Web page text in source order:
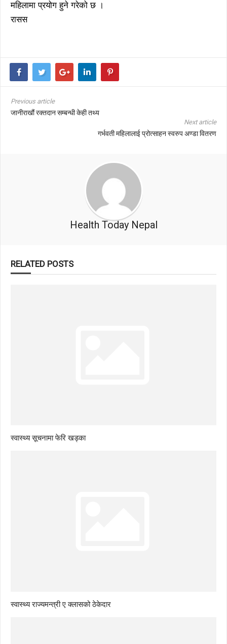
महिलामा प्रयोग हुने गरेको छ ।
रासस
Previous article
जानीराखौं रक्तदान सम्बन्धी केही तथ्य
Next article
गर्भवती महिलालाई प्रोत्साहन स्वरुप अण्डा वितरण
Health Today Nepal
RELATED POSTS
स्वास्थ्य सूचनामा फेरि खड्का
स्वास्थ्य राज्यमन्त्री ए क्लासको ठेकेदार